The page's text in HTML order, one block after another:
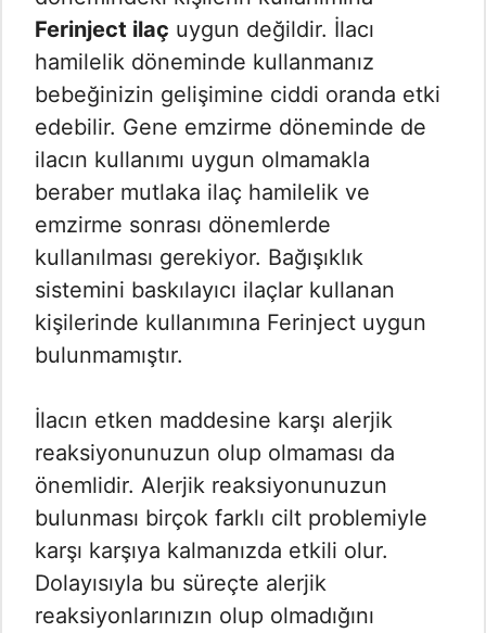
Ferinject ilaç uygun değildir. İlacı
hamilelik döneminde kullanmanız
bebeğinizin gelişimine ciddi oranda etki
edebilir. Gene emzirme döneminde de
ilacın kullanımı uygun olmamakla
beraber mutlaka ilaç hamilelik ve
emzirme sonrası dönemlerde
kullanılması gerekiyor. Bağışıklık
sistemini baskılayıcı ilaçlar kullanan
kişilerinde kullanımına Ferinject uygun
bulunmamıştır.
İlacın etken maddesine karşı alerjik
reaksiyonunuzun olup olmaması da
önemlidir. Alerjik reaksiyonunuzun
bulunması birçok farklı cilt problemiyle
karşı karşıya kalmanızda etkili olur.
Dolayısıyla bu süreçte alerjik
reaksiyonlarınızın olup olmadığını